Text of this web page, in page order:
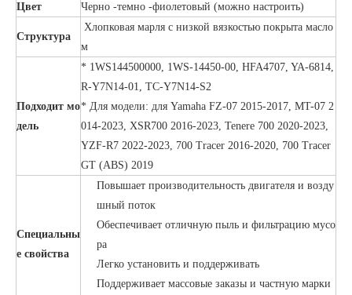
Цвет
Черно -темно -фиолетовый (можно настроить)
Структура
Хлопковая марля с низкой вязкостью покрыта масло
м
Подходит мо
дель
* 1WS144500000, 1WS-14450-00, HFA4707, YA-6814,
R-Y7N14-01, TC-Y7N14-S2
* Для модели: для Yamaha FZ-07 2015-2017, MT-07 2
014-2023, XSR700 2016-2023, Tenere 700 2020-2023,
YZF-R7 2022-2023, 700 Tracer 2016-2020, 700 Tracer
GT (ABS) 2019
Специальны
е свойства
Повышает производительность двигателя и возду
шный поток
Обеспечивает отличную пыль и фильтрацию мусо
ра
Легко установить и поддерживать
Поддерживает массовые заказы и частную марки